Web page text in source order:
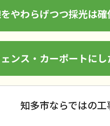
やわらげつつ採光は確
ンス・カーポートにし
知多市ならではの